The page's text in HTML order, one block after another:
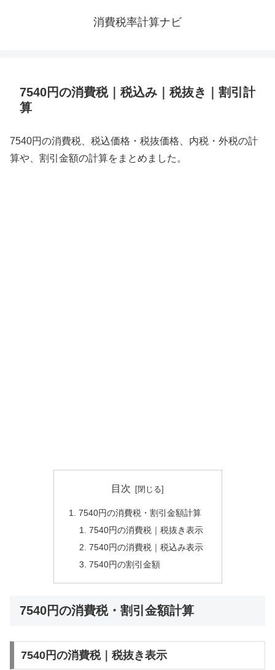
消費税率計算ナビ
7540円の消費税｜税込み｜税抜き｜割引計
算
7540円の消費税、税込価格・税抜価格、内税・外税の計
算や、割引金額の計算をまとめました。
目次
7540円の消費税・割引金額計算
7540円の消費税｜税抜き表示
7540円の消費税｜税込み表示
7540円の割引金額
7540円の消費税・割引金額計算
7540円の消費税｜税抜き表示